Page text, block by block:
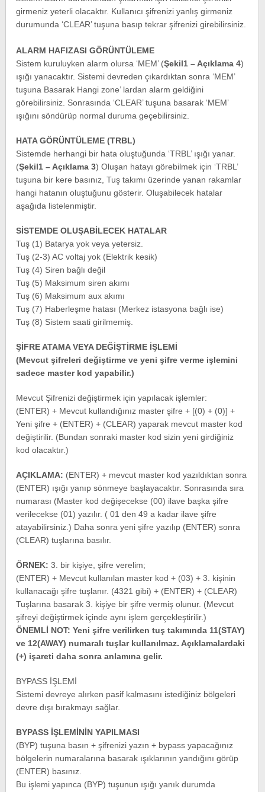
girmeniz yeterli olacaktır. Kullanıcı şifrenizi yanlış girmeniz
durumunda ‘CLEAR’ tuşuna basıp tekrar şifrenizi girebilirsiniz.
ALARM HAFIZASI GÖRÜNTÜLEME
Sistem kuruluyken alarm olursa ‘MEM’ (Şekil1 – Açıklama 4)
ışığı yanacaktır. Sistemi devreden çıkardıktan sonra ‘MEM’
tuşuna Basarak Hangi zone’ lardan alarm geldiğini
görebilirsiniz. Sonrasında ‘CLEAR’ tuşuna basarak ‘MEM’
ışığını söndürüp normal duruma geçebilirsiniz.
HATA GÖRÜNTÜLEME (TRBL)
Sistemde herhangi bir hata oluştuğunda ‘TRBL’ ışığı yanar.
(Şekil1 – Açıklama 3) Oluşan hatayı görebilmek için ‘TRBL’
tuşuna bir kere basınız, Tuş takımı üzerinde yanan rakamlar
hangi hatanın oluştuğunu gösterir. Oluşabilecek hatalar
aşağıda listelenmiştir.
SİSTEMDE OLUŞABİLECEK HATALAR
Tuş (1) Batarya yok veya yetersiz.
Tuş (2-3) AC voltaj yok (Elektrik kesik)
Tuş (4) Siren bağlı değil
Tuş (5) Maksimum siren akımı
Tuş (6) Maksimum aux akımı
Tuş (7) Haberleşme hatası (Merkez istasyona bağlı ise)
Tuş (8) Sistem saati girilmemiş.
ŞİFRE ATAMA VEYA DEĞİŞTİRME İŞLEMİ
(Mevcut şifreleri değiştirme ve yeni şifre verme işlemini
sadece master kod yapabilir.)
Mevcut Şifrenizi değiştirmek için yapılacak işlemler:
(ENTER) + Mevcut kullandığınız master şifre + [(0) + (0)] +
Yeni şifre + (ENTER) + (CLEAR) yaparak mevcut master kod
değiştirilir. (Bundan sonraki master kod sizin yeni girdiğiniz
kod olacaktır.)
AÇIKLAMA: (ENTER) + mevcut master kod yazıldıktan sonra
(ENTER) ışığı yanıp sönmeye başlayacaktır. Sonrasında sıra
numarası (Master kod değişecekse (00) ilave başka şifre
verilecekse (01) yazılır. ( 01 den 49 a kadar ilave şifre
atayabilirsiniz.) Daha sonra yeni şifre yazılıp (ENTER) sonra
(CLEAR) tuşlarına basılır.
ÖRNEK: 3. bir kişiye, şifre verelim;
(ENTER) + Mevcut kullanılan master kod + (03) + 3. kişinin
kullanacağı şifre tuşlanır. (4321 gibi) + (ENTER) + (CLEAR)
Tuşlarına basarak 3. kişiye bir şifre vermiş olunur. (Mevcut
şifreyi değiştirmek içinde aynı işlem gerçekleştirilir.)
ÖNEMLİ NOT: Yeni şifre verilirken tuş takımında 11(STAY)
ve 12(AWAY) numaralı tuşlar kullanılmaz. Açıklamalardaki
(+) işareti daha sonra anlamına gelir.
BYPASS İŞLEMİ
Sistemi devreye alırken pasif kalmasını istediğiniz bölgeleri
devre dışı bırakmayı sağlar.
BYPASS İŞLEMİNİN YAPILMASI
(BYP) tuşuna basın + şifrenizi yazın + bypass yapacağınız
bölgelerin numaralarına basarak ışıklarının yandığını görüp
(ENTER) basınız.
Bu işlemi yapınca (BYP) tuşunun ışığı yanık durumda